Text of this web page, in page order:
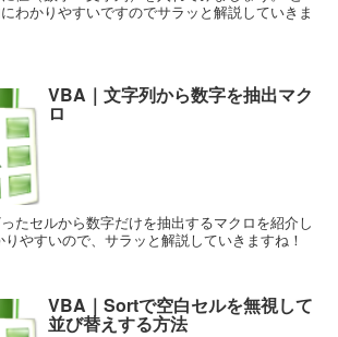
わかりやすいですのでサラッと解説していきま
VBA｜文字列から数字を抽出マク
ロ
たセルから数字だけを抽出するマクロを紹介し
やすいので、サラッと解説していきますね！
VBA｜Sortで空白セルを無視して
並び替えする方法